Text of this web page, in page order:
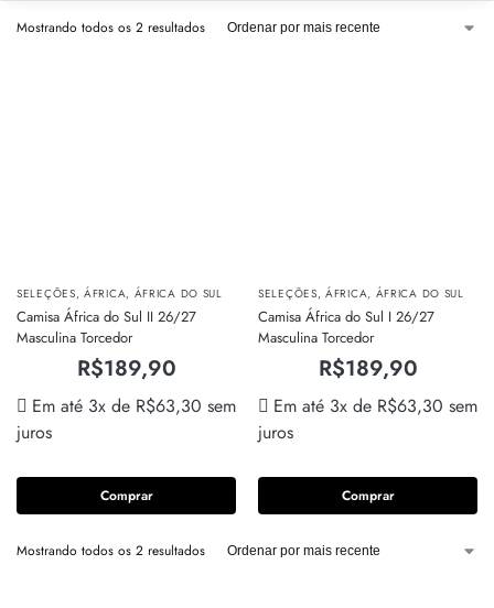
Mostrando todos os 2 resultados
SELEÇÕES,ÁFRICA, ÁFRICA DO SUL
Camisa África do Sul II 26/27
Masculina Torcedor
R$189,90
Em até 3x de R$63,30 sem
juros
Comprar
SELEÇÕES,ÁFRICA, ÁFRICA DO SUL
Camisa África do Sul I 26/27
Masculina Torcedor
R$189,90
Em até 3x de R$63,30 sem
juros
Comprar
Mostrando todos os 2 resultados